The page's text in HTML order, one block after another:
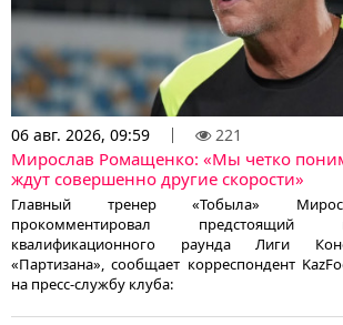
06 авг. 2026, 09:59 221
Мирослав Ромащенко: «Мы четко
ждут совершенно другие скорости»
Главный тренер «Тобыла»
прокомментировал предстоящий
квалификационного раунда Лиги
«Партизана», сообщает корреспондент
на пресс-службу клуба: